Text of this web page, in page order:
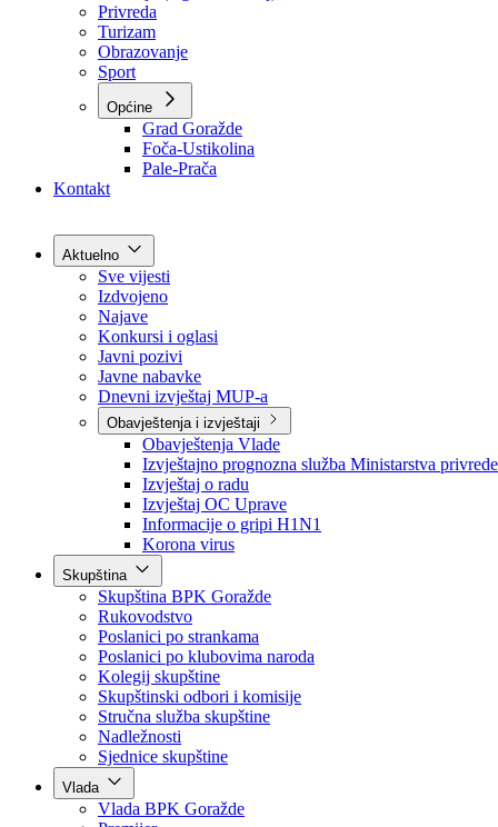
O kantonu
Simboli kantona (Grb, zastava)
Historija (digitalni muzej)
Privreda
Turizam
Obrazovanje
Sport
Općine
Kontakt
Aktuelno
Sve vijesti
Izdvojeno
Najave
Konkursi i oglasi
Javni pozivi
Javne nabavke
Dnevni izvještaj MUP-a
Obavještenja i izvještaji
Obavještenja Vlade
Izvještajno prognozna služba Ministarstva privrede
Izvještaj o radu
Izvještaj OC Uprave
Informacije o gripi H1N1
Korona virus
Skupština
Skupština BPK Goražde
Rukovodstvo
Poslanici po strankama
Poslanici po klubovima naroda
Kolegij skupštine
Skupštinski odbori i komisije
Stručna služba skupštine
Nadležnosti
Sjednice skupštine